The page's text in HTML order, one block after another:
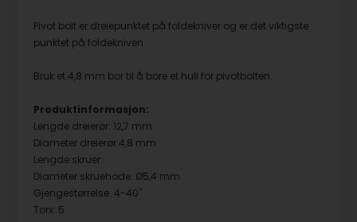
Pivot bolt er dreiepunktet på foldekniver og er det viktigste
punktet på foldekniven.
Bruk et 4,8 mm bor til å bore et hull for pivotbolten.
Produktinformasjon:
Lengde dreierør: 12,7 mm
Diameter dreierør:4,8 mm
Lengde skruer:
Diameter skruehode: Ø5,4 mm
Gjengestørrelse: 4-40"
Torx: 5